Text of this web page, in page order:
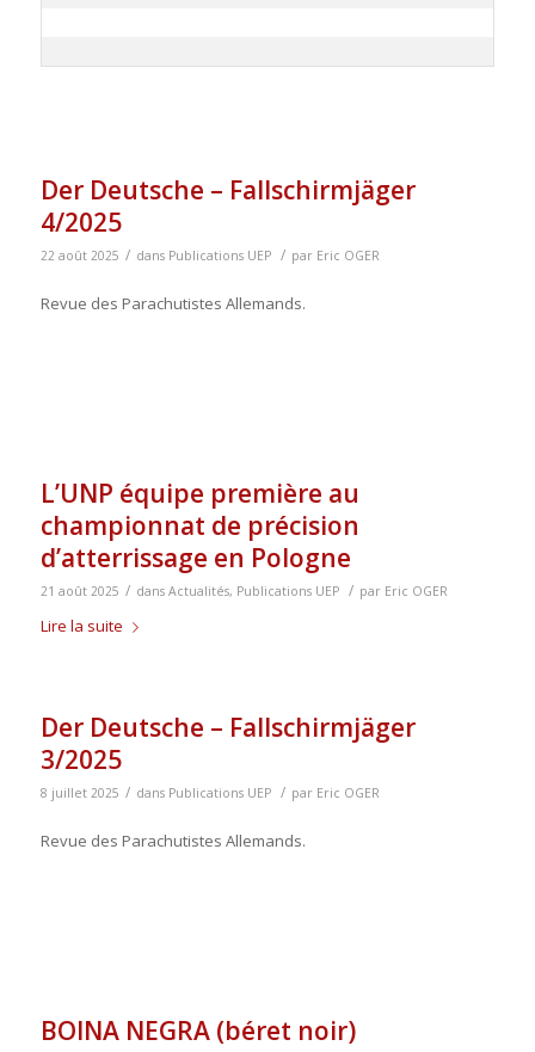
Der Deutsche – Fallschirmjäger
4/2025
22 août 2025 / dans Publications UEP / par Eric OGER
Revue des Parachutistes Allemands.
L’UNP équipe première au
championnat de précision
d’atterrissage en Pologne
21 août 2025 / dans Actualités, Publications UEP / par Eric OGER
Lire la suite
Der Deutsche – Fallschirmjäger
3/2025
8 juillet 2025 / dans Publications UEP / par Eric OGER
Revue des Parachutistes Allemands.
BOINA NEGRA (béret noir)